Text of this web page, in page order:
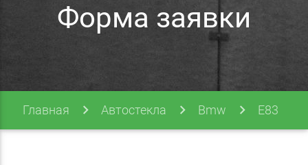
Форма заявки
Главная Автостекла Bmw E83